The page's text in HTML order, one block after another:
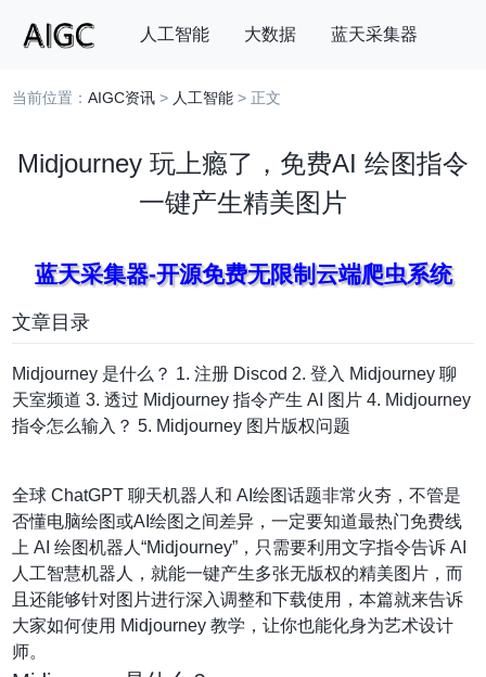
人工智能 大数据 蓝天采集器
搜索
当前位置：AIGC资讯 > 人工智能 > 正文
Midjourney 玩上瘾了，免费AI 绘图指令
一键产生精美图片
蓝天采集器-开源免费无限制云端爬虫系统
文章目录
Midjourney 是什么？ 1. 注册 Discod 2. 登入 Midjourney 聊
天室频道 3. 透过 Midjourney 指令产生 AI 图片 4. Midjourney
指令怎么输入？ 5. Midjourney 图片版权问题
全球 ChatGPT 聊天机器人和 AI绘图话题非常火夯，不管是
否懂电脑绘图或AI绘图之间差异，一定要知道最热门免费线
上 AI 绘图机器人“Midjourney”，只需要利用文字指令告诉 AI
人工智慧机器人，就能一键产生多张无版权的精美图片，而
且还能够针对图片进行深入调整和下载使用，本篇就来告诉
大家如何使用 Midjourney 教学，让你也能化身为艺术设计
师。